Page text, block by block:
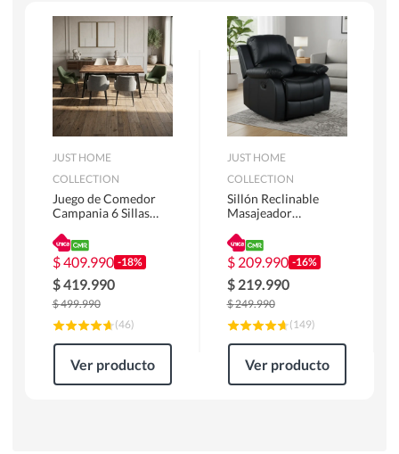
Escritorios y Sillas PC
Racks y Muebles TV
Alfombras
JUST HOME
COLLECTION
Juego de Comedor
Campania 6 Sillas
180 x 90 x 76 cm
Café
$409.990 -18%
$419.990
$499.990
(46)
Ver producto
JUST HOME
COLLECTION
Sillón Reclinable
Masajeador
Atlanta 91x101x94
cm Negro
$ 209.990 -16%
$ 219.990
$249.990
(149)
Ver producto